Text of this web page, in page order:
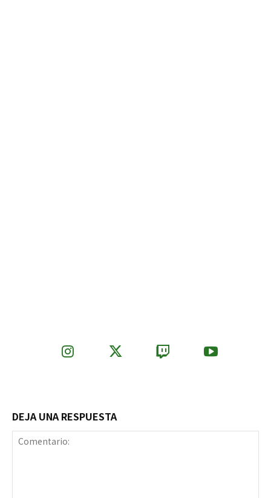
DEJA UNA RESPUESTA